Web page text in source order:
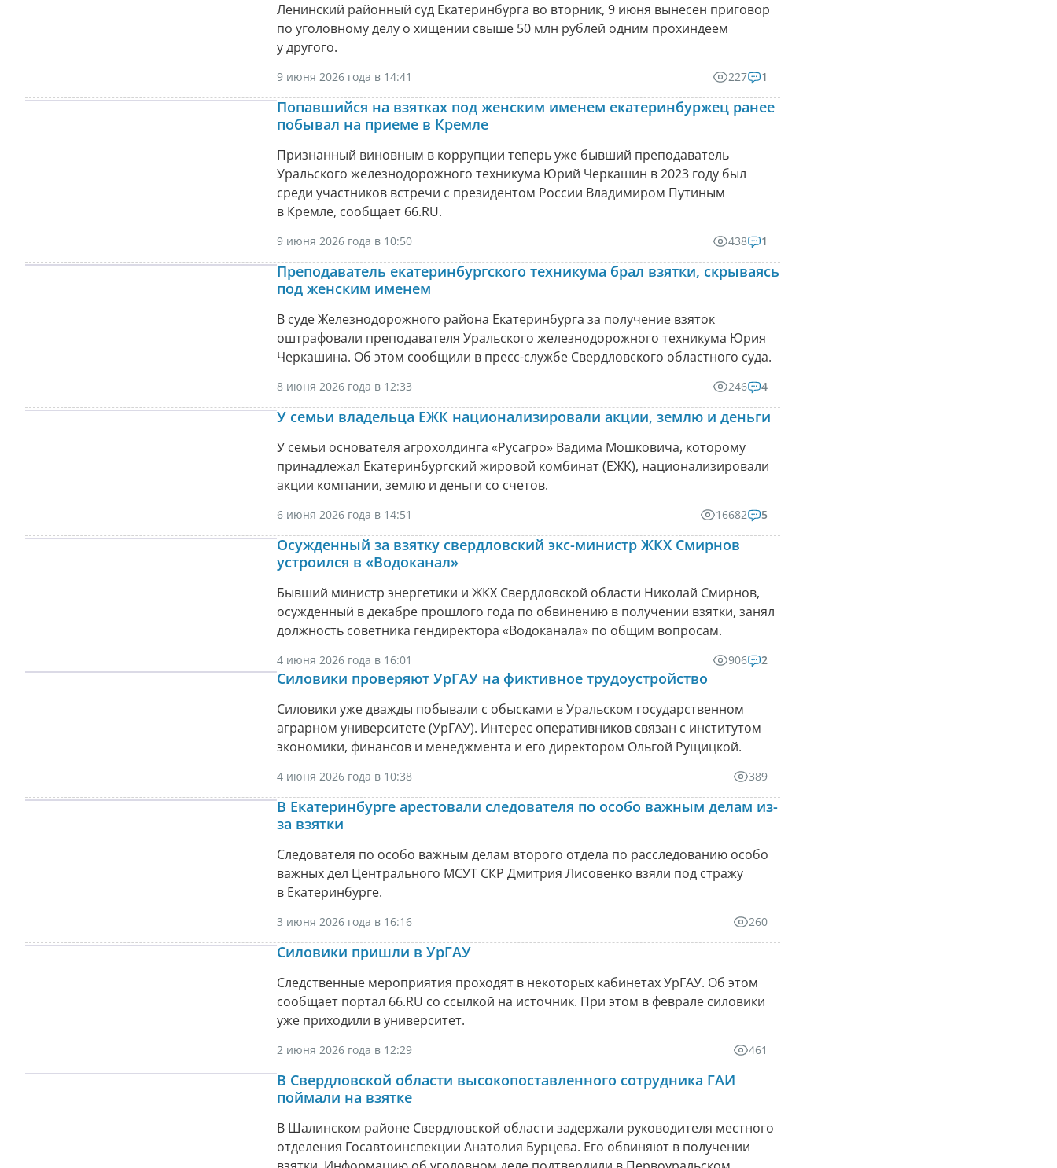
Ленинский районный суд Екатеринбурга во вторник, 9 июня вынесен приговор
по уголовному делу о хищении свыше 50 млн рублей одним прохиндеем
у другого.
9 июня 2026 года в 14:41 227 1
Попавшийся на взятках под женским именем екатеринбуржец ранее
побывал на приеме в Кремле
Признанный виновным в коррупции теперь уже бывший преподаватель
Уральского железнодорожного техникума Юрий Черкашин в 2023 году был
среди участников встречи с президентом России Владимиром Путиным
в Кремле, сообщает 66.RU.
9 июня 2026 года в 10:50 438 1
Преподаватель екатеринбургского техникума брал взятки, скрываясь
под женским именем
В суде Железнодорожного района Екатеринбурга за получение взяток
оштрафовали преподавателя Уральского железнодорожного техникума Юрия
Черкашина. Об этом сообщили в пресс-службе Свердловского областного суда.
8 июня 2026 года в 12:33 246 4
У семьи владельца ЕЖК национализировали акции, землю и деньги
У семьи основателя агрохолдинга «Русагро» Вадима Мошковича, которому
принадлежал Екатеринбургский жировой комбинат (ЕЖК), национализировали
акции компании, землю и деньги со счетов.
6 июня 2026 года в 14:51 16682 5
Осужденный за взятку свердловский экс-министр ЖКХ Смирнов
устроился в «Водоканал»
Бывший министр энергетики и ЖКХ Свердловской области Николай Смирнов,
осужденный в декабре прошлого года по обвинению в получении взятки, занял
должность советника гендиректора «Водоканала» по общим вопросам.
4 июня 2026 года в 16:01 906 2
Силовики проверяют УрГАУ на фиктивное трудоустройство
Силовики уже дважды побывали с обысками в Уральском государственном
аграрном университете (УрГАУ). Интерес оперативников связан с институтом
экономики, финансов и менеджмента и его директором Ольгой Рущицкой.
4 июня 2026 года в 10:38 389
В Екатеринбурге арестовали следователя по особо важным делам из-
за взятки
Следователя по особо важным делам второго отдела по расследованию особо
важных дел Центрального МСУТ СКР Дмитрия Лисовенко взяли под стражу
в Екатеринбурге.
3 июня 2026 года в 16:16 260
Силовики пришли в УрГАУ
Следственные мероприятия проходят в некоторых кабинетах УрГАУ. Об этом
сообщает портал 66.RU со ссылкой на источник. При этом в феврале силовики
уже приходили в университет.
2 июня 2026 года в 12:29 461
В Свердловской области высокопоставленного сотрудника ГАИ
поймали на взятке
В Шалинском районе Свердловской области задержали руководителя местного
отделения Госавтоинспекции Анатолия Бурцева. Его обвиняют в получении